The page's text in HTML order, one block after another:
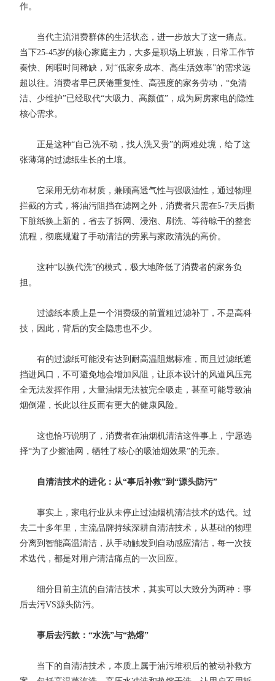
作。
当代主流消费群体的生活状态，进一步放大了这一痛点。
当下25-45岁的核心家庭主力，大多是职场上班族，日常工作节
奏快、闲暇时间稀缺，对“低家务成本、高生活效率”的需求远
超以往。消费者早已厌倦重复性、高强度的家务劳动，“免清
洁、少维护”已经取代“大吸力、高颜值”，成为厨房家电的隐性
核心需求。
正是这种“自己洗不动，找人洗又贵”的两难处境，给了这
张薄薄的过滤纸生长的土壤。
它采用无纺布材质，兼顾高透气性与强吸油性，通过物理
拦截的方式，将油污阻挡在滤网之外，消费者只需在5-7天后撕
下脏纸换上新的，省去了拆网、浸泡、刷洗、等待晾干的整套
流程，彻底规避了手动清洁的劳累与家政清洗的高价。
这种“以换代洗”的模式，极大地降低了消费者的家务负
担。
过滤纸本质上是一个消费级的前置粗过滤补丁，不是高科
技，因此，背后的安全隐患也不少。
有的过滤纸可能没有达到耐高温阻燃标准，而且过滤纸遮
挡进风口，不可避免地会增加风阻，让原本设计的风道风压完
全无法发挥作用，大量油烟无法被完全吸走，甚至可能导致油
烟倒灌，长此以往反而有更大的健康风险。
这也恰巧说明了，消费者在油烟机清洁这件事上，宁愿选
择“为了少擦油网，牺牲了核心的吸油烟效果”的无奈。
自清洁技术的进化：从“事后补救”到“源头防污”
事实上，家电行业从未停止过油烟机清洁技术的迭代。过
去二十多年里，主流品牌持续深耕自清洁技术，从基础的物理
分离到智能高温清洁，从手动触发到自动感应清洁，每一次技
术迭代，都是对用户清洁痛点的一次回应。
细分目前主流的自清洁技术，其实可以大致分为两种：事
后去污VS源头防污。
事后去污款：“水洗”与“热熔”
当下的自清洁技术，本质上属于油污堆积后的被动补救方